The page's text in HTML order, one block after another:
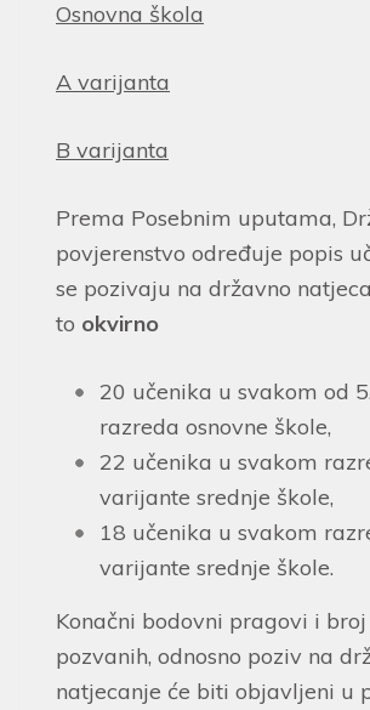
Osnovna škola
A varijanta
B varijanta
Prema Posebnim uputama,
povjerenstvo određuje popis
se pozivaju na državno
to okvirno
20 učenika u svakom od
razreda osnovne škole,
22 učenika u svakom
varijante srednje škole,
18 učenika u svakom
varijante srednje škole.
Konačni bodovni pragovi i
pozvanih, odnosno poziv na
natjecanje će biti objavljeni u